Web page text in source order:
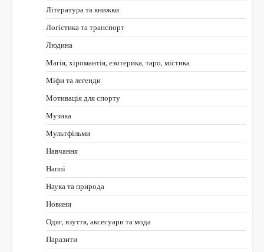
Література та книжки
Логістика та транспорт
Людина
Магія, хіромантія, езотерика, таро, містика
Міфи та легенди
Мотивація для спорту
Музика
Мультфільми
Навчання
Напої
Наука та природа
Новини
Одяг, взуття, аксесуари та мода
Паразити